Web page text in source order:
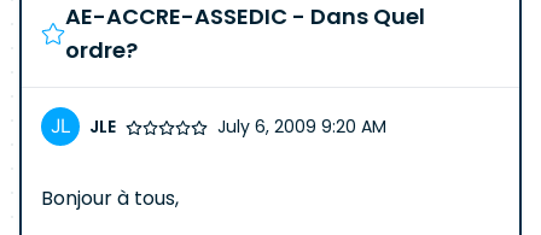
AE-ACCRE-ASSEDIC - Dans Quel
ordre?
JLE July 6, 2009 9:20 AM
Bonjour à tous,